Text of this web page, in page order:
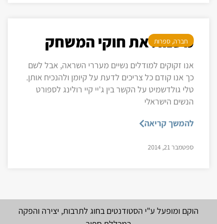
חברה, ספרות
משנות את חוקי המשחק
אנו זקוקים למודלים נשיים מעררי השראה, אבל לשם
כך אנו קודם כל צריכים לדעת על קיומן ולהנכיח אותן.
טלי גולדשמיט על הקשר בין ג'יי קיי רולינג לספורט
הנשים הישראלי
להמשך קריאה
ספטמבר 21, 2014
הוקם ומופעל ע"י הסטודנטים בחוג לתרבות, יצירה והפקה